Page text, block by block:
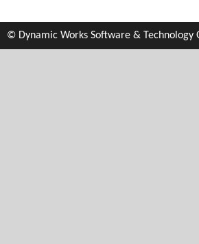
© Dynamic Works Software & Technology